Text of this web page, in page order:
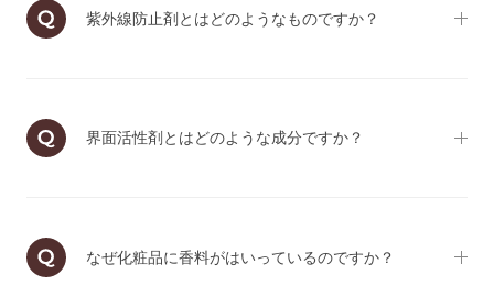
紫外線防止剤とはどのようなものですか？
界面活性剤とはどのような成分ですか？
なぜ化粧品に香料がはいっているのですか？